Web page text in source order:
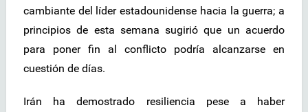
cambiante del líder estadounidense hacia la guerra; a
principios de esta semana sugirió que un acuerdo
para poner fin al conflicto podría alcanzarse en
cuestión de días.
Irán ha demostrado resiliencia pese a haber